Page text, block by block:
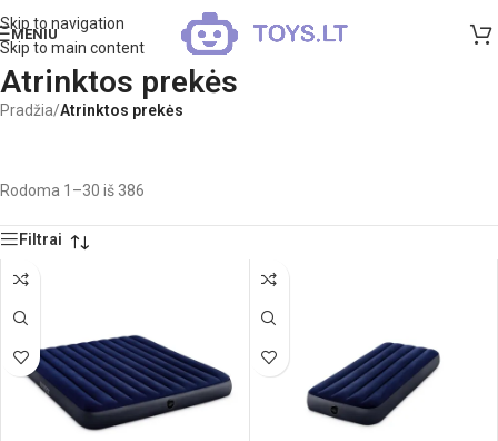
Skip to navigation
Skip to main content
MENIU
Atrinktos prekės
Pradžia/Atrinktos prekės
Rodoma 1–30 iš 386
Filtrai